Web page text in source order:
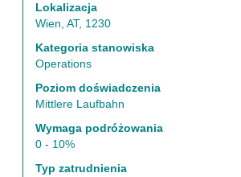
Lokalizacja
Wien, AT, 1230
Kategoria stanowiska
Operations
Poziom doświadczenia
Mittlere Laufbahn
Wymaga podróżowania
0 - 10%
Typ zatrudnienia
treść
danych
oferty
pracy.